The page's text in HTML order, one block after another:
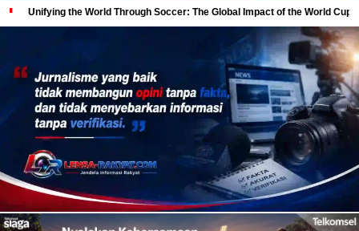
Unifying the World Through Soccer: The Global Impact of the World Cup